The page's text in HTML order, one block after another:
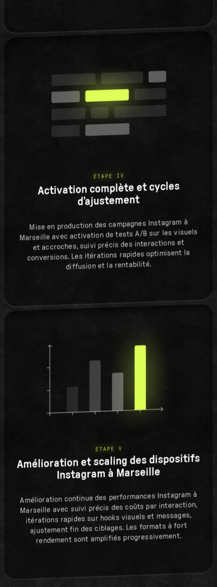
ÉTAPE IV
Activation complète et cycles
d’ajustement
Mise en production des campagnes Instagram à
Marseille avec activation de tests A/B sur les visuels
et accroches, suivi précis des interactions et
conversions. Les itérations rapides optimisent la
diffusion et la rentabilité.
ÉTAPE V
Amélioration et scaling des dispositifs
Instagram à Marseille
Amélioration continue des performances Instagram à
Marseille avec suivi précis des coûts par interaction,
itérations rapides sur hooks visuels et messages,
ajustement fin des ciblages. Les formats à fort
rendement sont amplifiés progressivement.